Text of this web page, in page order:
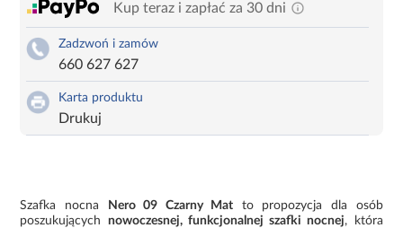
Kup teraz i zapłać za 30 dni
Zadzwoń i zamów
660 627 627
Karta produktu
Drukuj
Szafka nocna Nero 09 Czarny Mat to propozycja dla osób
poszukujących nowoczesnej, funkcjonalnej szafki nocnej, która